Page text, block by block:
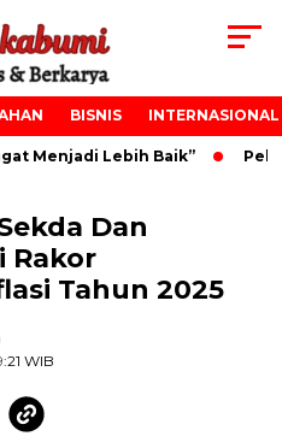
BISNIS INTERNASIONAL
Menjadi Lebih Baik”
Dan
Rakor
Tahun 2025
WIB